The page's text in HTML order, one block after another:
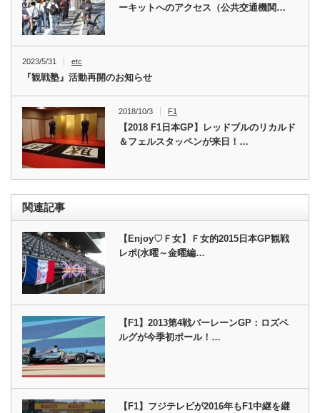
ーキットへのアクセス（公共交通機関…
2023/5/31 etc
『観戦塾』活動再開のお知らせ
2018/10/3 F1
【2018 F1日本GP】レッドブルのリカルド
＆フェルスタッペンが来日！…
関連記事
【Enjoy♡Ｆ女】Ｆ女的2015日本GP観戦
レポ(水曜～金曜編…
【F1】2013第4戦バーレーンGP：ロズベ
ルグが今季初ポール！…
【F1】フジテレビが2016年もF1中継を継